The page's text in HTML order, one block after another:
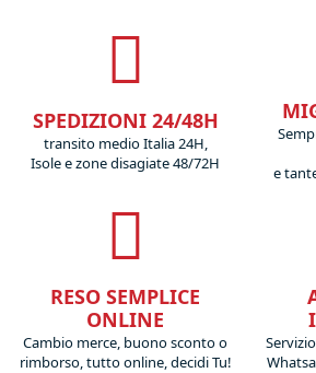
SPEDIZIONI 24/48H
transito medio Italia 24H,
Isole e zone disagiate 48/72H
e
RESO SEMPLICE
ONLINE
Cambio merce, buono sconto o
rimborso, tutto online, decidi Tu!